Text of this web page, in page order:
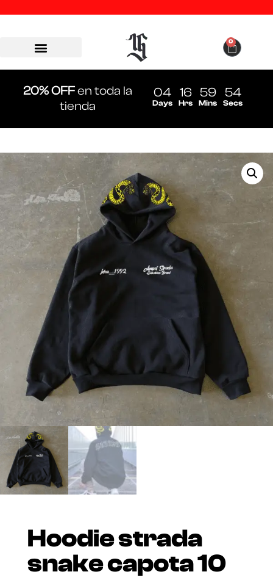
0
20% OFFen toda la
tienda
04
Days
16
Hrs
59
Mins
54
Secs
Hoodie strada
snake capota 10